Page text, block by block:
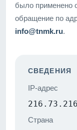
было применено
обращение по
info@tnmk.ru.
СВЕДЕНИЯ
IP-адрес
Страна